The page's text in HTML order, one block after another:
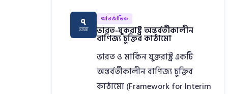
৭
ফেব্রু
আন্তর্জাতিক
ভারত-যুকরাষ্ট্র অন্তর্বর্তীকালীন
বাণিজ্য চুক্তির কাঠামো
ভারত ও মার্কিন যুক্তরাষ্ট্র একটি
অন্তর্বর্তীকালীন বাণিজ্য চুক্তির
কাঠামো (Framework for Interim